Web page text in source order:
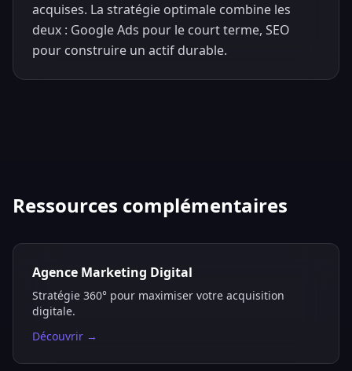
acquises. La stratégie optimale combine les
deux : Google Ads pour le court terme, SEO
pour construire un actif durable.
Ressources complémentaires
Agence Marketing Digital
Stratégie 360° pour maximiser votre acquisition
digitale.
Découvrir →